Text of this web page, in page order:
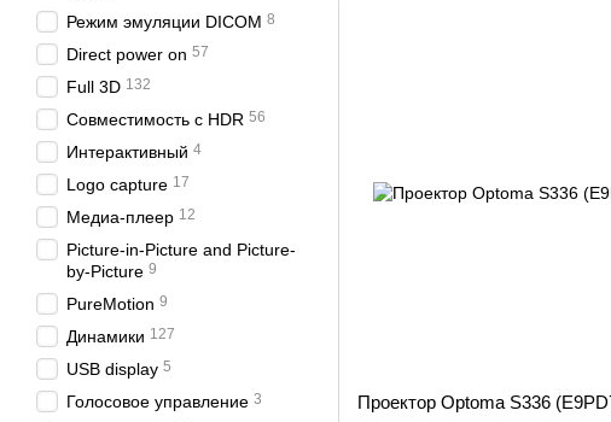
Проектор Optoma S336
Режим эмуляции DICOM 8
Direct power on 57
Full 3D 132
Совместимость с HDR 56
Интерактивный 4
Logo capture 17
Медиа-плеер 12
Picture-in-Picture and Picture-
by-Picture 9
PureMotion 9
Динамики 127
USB display 5
Голосовое управление 3